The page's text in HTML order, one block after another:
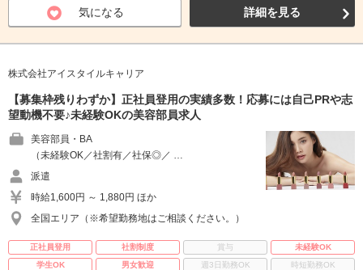
気になる 詳細を見る
株式会社アイスタイルキャリア
【募集枠残りわずか】正社員登用の実績多数！応募には自己PRや志
望動機不要♪未経験OKの美容部員求人
美容部員・BA
（未経験OK／社割有／社保◎／ …
派遣
時給1,600円 ～ 1,880円 ほか
全国エリア（※希望勤務地はご相談ください。）
正社員登用 社割制度 賞与
未経験OK
学生OK
男女歓迎 週3日勤務OK
時短勤務OK